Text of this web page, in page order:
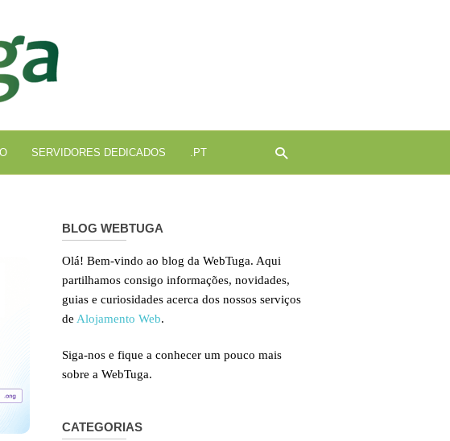
SERVIDORES DEDICADOS .PT
BLOG WEBTUGA
Olá! Bem-vindo ao blog da WebTuga. Aqui
partilhamos consigo informações, novidades,
guias e curiosidades acerca dos nossos serviços
de Alojamento Web.
Siga-nos e fique a conhecer um pouco mais
sobre a WebTuga.
CATEGORIAS